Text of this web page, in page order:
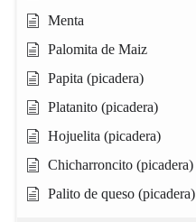
Menta
Palomita de Maiz
Papita (picadera)
Platanito (picadera)
Hojuelita (picadera)
Chicharroncito (picadera)
Palito de queso (picadera)